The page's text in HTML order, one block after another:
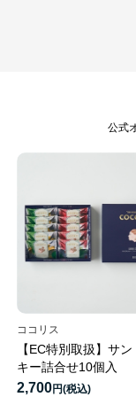
公式
ココリス
【EC特別取扱】サン
キー詰合せ10個入
2,700円